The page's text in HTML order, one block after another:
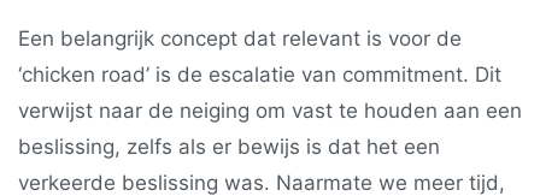
Een belangrijk concept dat relevant is voor de
‘chicken road’ is de escalatie van commitment. Dit
verwijst naar de neiging om vast te houden aan een
beslissing, zelfs als er bewijs is dat het een
verkeerde beslissing was. Naarmate we meer tijd,